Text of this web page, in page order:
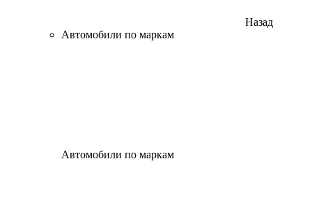
Назад
Автомобили по маркам
Автомобили по маркам